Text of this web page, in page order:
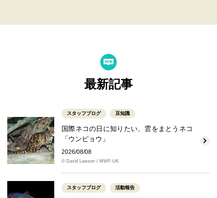
最新記事
スタッフブログ 豆知識
国際ネコの日に知りたい、雲をまとうネコ
「ウンピョウ」
2026/08/08
© David Lawson / WWF-UK
スタッフブログ 活動報告